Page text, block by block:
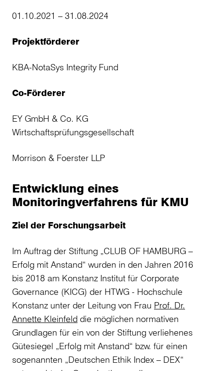
01.10.2021 – 31.08.2024
Projektförderer
KBA-NotaSys Integrity Fund
Co-Förderer
EY GmbH & Co. KG
Wirtschaftsprüfungsgesellschaft
Morrison & Foerster LLP
Entwicklung eines
Monitoringverfahrens für KMU
Ziel der Forschungsarbeit
Im Auftrag der Stiftung „CLUB OF HAMBURG –
Erfolg mit Anstand“ wurden in den Jahren 2016
bis 2018 am Konstanz Institut für Corporate
Governance (KICG) der HTWG - Hochschule
Konstanz unter der Leitung von Frau Prof. Dr.
Annette Kleinfeld die möglichen normativen
Grundlagen für ein von der Stiftung verliehenes
Gütesiegel „Erfolg mit Anstand“ bzw. für einen
sogenannten „Deutschen Ethik Index – DEX“